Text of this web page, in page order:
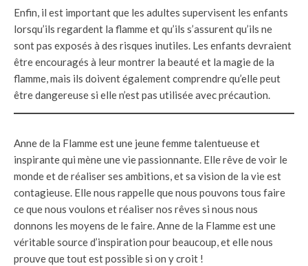
Enfin, il est important que les adultes supervisent les enfants
lorsqu’ils regardent la flamme et qu’ils s’assurent qu’ils ne
sont pas exposés à des risques inutiles. Les enfants devraient
être encouragés à leur montrer la beauté et la magie de la
flamme, mais ils doivent également comprendre qu’elle peut
être dangereuse si elle n’est pas utilisée avec précaution.
Anne de la Flamme est une jeune femme talentueuse et
inspirante qui mène une vie passionnante. Elle rêve de voir le
monde et de réaliser ses ambitions, et sa vision de la vie est
contagieuse. Elle nous rappelle que nous pouvons tous faire
ce que nous voulons et réaliser nos rêves si nous nous
donnons les moyens de le faire. Anne de la Flamme est une
véritable source d’inspiration pour beaucoup, et elle nous
prouve que tout est possible si on y croit !